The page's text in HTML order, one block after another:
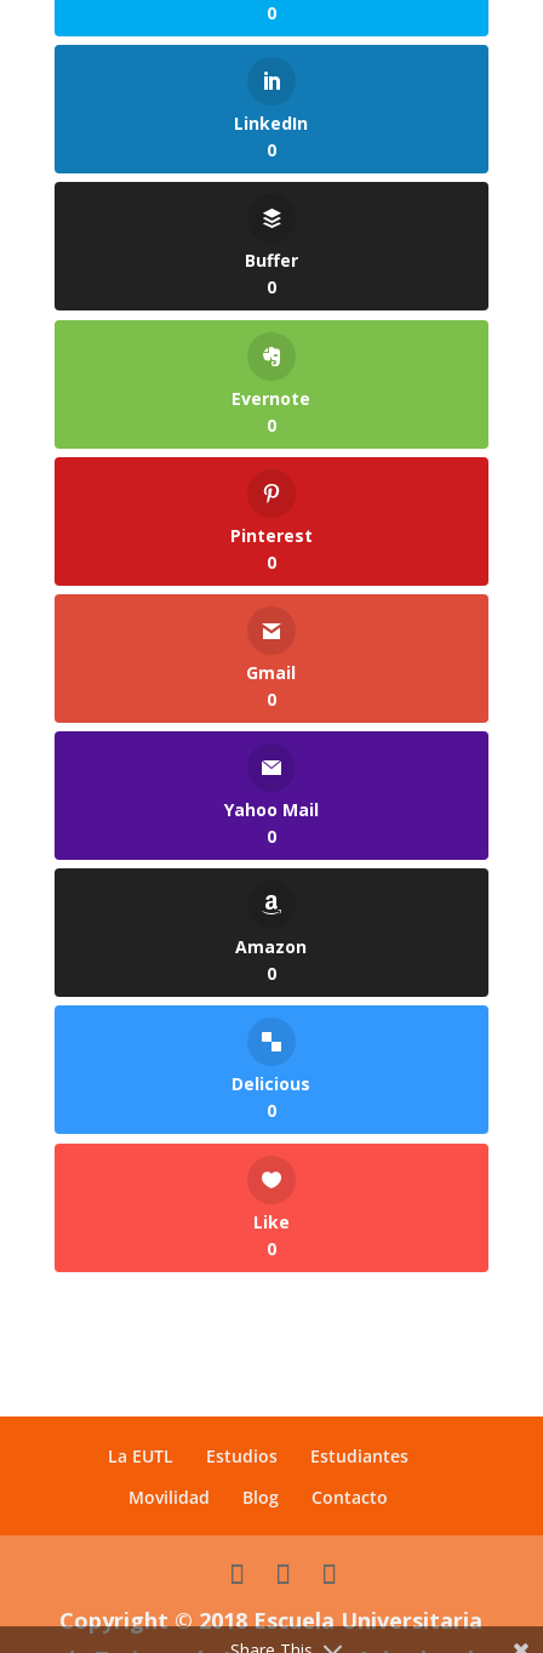
0
LinkedIn
0
Buffer
0
Evernote
0
Pinterest
0
Gmail
0
Yahoo Mail
0
Amazon
0
Delicious
0
Like
0
La EUTL Estudios
Estudiantes
Movilidad
Blog Contacto
Copyright © 2018 Escuela Universitaria